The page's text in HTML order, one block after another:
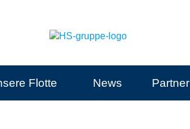
Flotte News Partner